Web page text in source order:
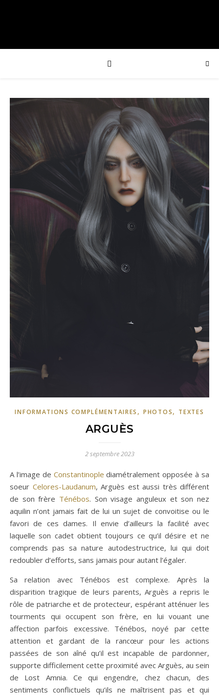
INFORMATIONS COMPLÉMENTAIRES ,PHOTOS, TEXTES
ARGUÈS
2 septembre 2023
A l’image de Constantinople diamétralement opposée à sa
soeur Celores-Laudanum, Arguès est aussi très différent
de son frère Ténébos. Son visage anguleux et son nez
aquilin n’ont jamais fait de lui un sujet de convoitise ou le
favori de ces dames. Il envie d’ailleurs la facilité avec
laquelle son cadet obtient toujours ce qu’il désire et ne
comprends pas sa nature autodestructrice, lui qui doit
redoubler d’efforts, sans jamais pour autant l’égaler.
Sa relation avec Ténébos est complexe. Après la
disparition tragique de leurs parents, Arguès a repris le
rôle de patriarche et de protecteur, espérant atténuer les
tourments qui occupent son frère, en lui vouant une
affection parfois excessive. Ténébos, noyé par cette
attention et gardant de la rancœur pour les actions
passées de son aîné qu’il est incapable de pardonner,
supporte difficilement cette proximité avec Arguès, au sein
de Lost Amnia. Ce qui engendre, chez chacun, des
sentiments conflictuels qu’ils ne maîtrisent pas et qui